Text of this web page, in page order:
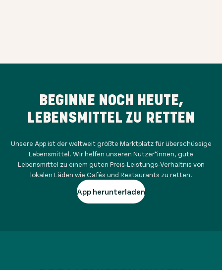
BEGINNE NOCH HEUTE,
LEBENSMITTEL ZU RETTEN
Unsere App ist der weltweit größte Marktplatz für überschüssige
Lebensmittel. Wir helfen unseren Nutzer*innen, gute
Lebensmittel zu einem guten Preis-Leistungs-Verhältnis von
lokalen Läden wie Cafés und Restaurants zu retten.
App herunterladen